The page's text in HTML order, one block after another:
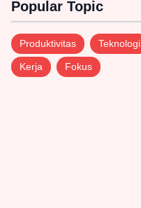
Popular Topic
Produktivitas Teknologi
Kerja Fokus